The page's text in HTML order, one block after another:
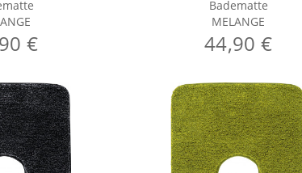
€
Badematte
MELANGE
44,90 €